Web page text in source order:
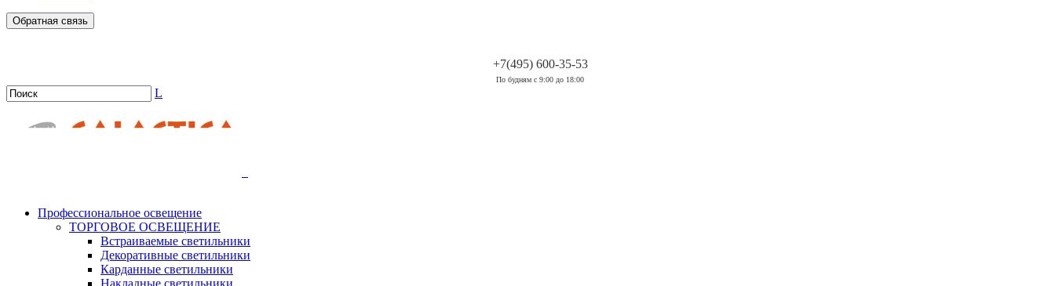
Обратная связь
+7(495) 600-35-53
По будням с 9:00 до 18:00
L
Профессиональное освещение
ТОРГОВОЕ ОСВЕЩЕНИЕ
Встраиваемые светильники
Декоративные светильники
Карданные светильники
Накладные светильники